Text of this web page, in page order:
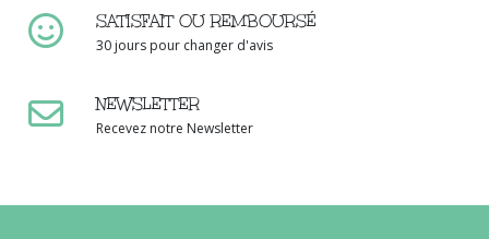
SATISFAIT OU REMBOURSÉ
30 jours pour changer d'avis
NEWSLETTER
Recevez notre Newsletter